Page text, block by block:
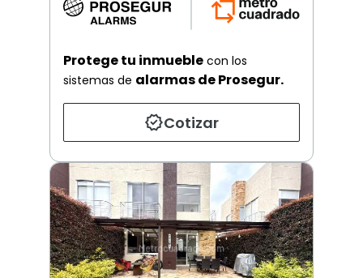
Protege tu inmueble con los
sistemas de alarmas de Prosegur.
Cotizar